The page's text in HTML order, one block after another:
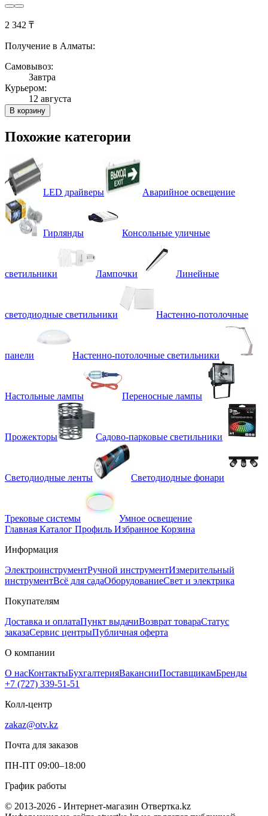
2 342 ₸
Получение в Алматы:
Самовывоз:
Завтра
Курьером:
12 августа
В корзину
Похожие категории
LED драйверы Аварийное освещение
Гирлянды Консольные уличные
светильники Лампочки Линейные
светодиодные светильники Настенно-потолочные
панели Настенно-потолочные светильники
Настольные лампы Переносные лампы
Прожекторы Садово-парковые светильники
Светодиодные ленты Светодиодные фонари
Трековые системы
Умное освещение
Главная Каталог Профиль Избранное Корзина
Информация
ЭлектроинструментРучной инструментИзмерительный
инструментВсё для садаОборудованиеСвет и электрика
Покупателям
Доставка и оплатаПункт выдачиВозврат товараСтатус
заказаСервис центрыПубличная оферта
О компании
О насКонтактыБухгалтерияВакансииПоставщикамБренды
+7 (727) 339-51-51
Колл-центр
zakaz@otv.kz
Почта для заказов
ПН-ПТ 09:00–18:00
График работы
© 2013-2026 - Интернет-магазин Отвертка.kz